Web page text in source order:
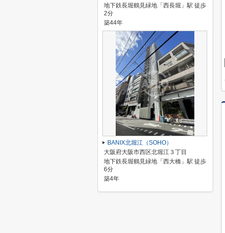
地下鉄長堀鶴見緑地「西長堀」駅 徒歩
2分
築44年
BANIX北堀江（SOHO）
大阪府大阪市西区北堀江３丁目
地下鉄長堀鶴見緑地「西大橋」駅 徒歩
6分
築4年